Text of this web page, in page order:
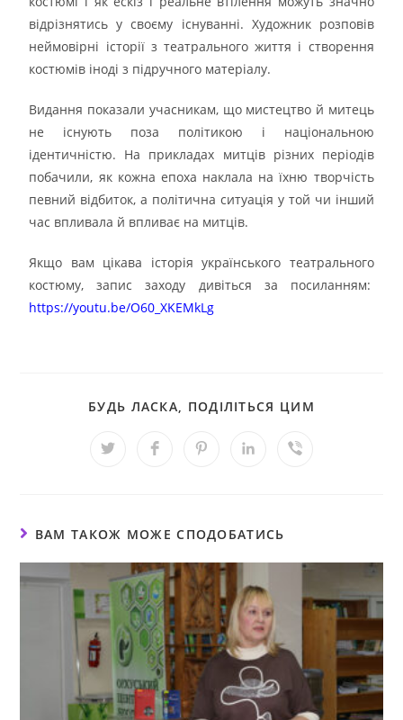
відрізнятись у своєму існуванні. Художник розповів
неймовірні історії з театрального життя і створення
костюмів іноді з підручного матеріалу.
Видання показали учасникам, що мистецтво й митець
не існують поза політикою і національною
ідентичністю. На прикладах митців різних періодів
побачили, як кожна епоха наклала на їхню творчість
певний відбиток, а політична ситуація у той чи інший
час впливала й впливає на митців.
Якщо вам цікава історія українського театрального
костюму, запис заходу дивіться за посиланням:
https://youtu.be/O60_XKEMkLg
БУДЬ ЛАСКА, ПОДІЛІТЬСЯ ЦИМ
ВАМ ТАКОЖ МОЖЕ СПОДОБАТИСЬ